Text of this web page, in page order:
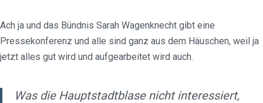
Ach ja und das Bündnis Sarah Wagenknecht gibt eine
Pressekonferenz und alle sind ganz aus dem Häuschen, weil ja
jetzt alles gut wird und aufgearbeitet wird auch.
Was die Hauptstadtblase nicht interessiert,